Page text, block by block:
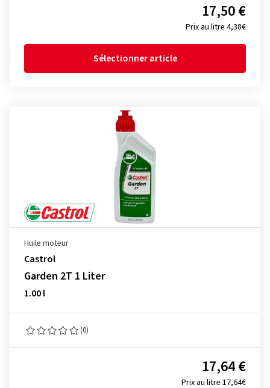
Prix au litre 4,38€
17,50 €
Sélectionner article
Huile moteur
Castrol
Garden 2T 1 Liter
1.00 l
(0)
Prix au litre 17,64€
17,64 €